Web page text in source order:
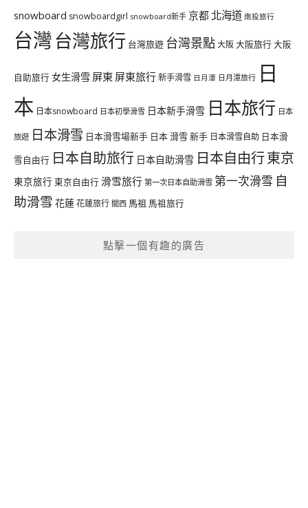
snowboard snowboardgirl snowboard新手 京都 北海道 南投旅行
台灣台灣旅行 台灣旅遊 台灣景點大阪大阪旅行大阪
自助旅行 女生滑雪 屏東 屏東旅行新手滑雪 日月潭 日月潭旅行 日
本 日本snowboard 日本初學滑雪 日本新手滑雪 日本旅行 日本
旅遊 日本滑雪 日本滑雪場新手 日本 滑雪 新手 日本滑雪自助 日本滑
雪自由行 日本自助旅行 日本自助滑雪 日本自由行東京
東京旅行 東京自由行 滑雪旅行 第一次日本自助滑雪 第一次滑雪 自
助滑雪 花蓮花蓮旅行 關西 馬祖 馬祖旅行
點擊一個有趣的廣告